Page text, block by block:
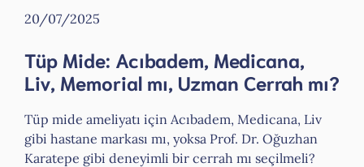
20/07/2025
Tüp Mide: Acıbadem, Medicana,
Liv, Memorial mı, Uzman Cerrah mı?
Tüp mide ameliyatı için Acıbadem, Medicana, Liv
gibi hastane markası mı, yoksa Prof. Dr. Oğuzhan
Karatepe gibi deneyimli bir cerrah mı seçilmeli?